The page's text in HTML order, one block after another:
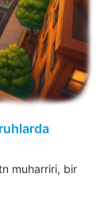
muharriri, bir